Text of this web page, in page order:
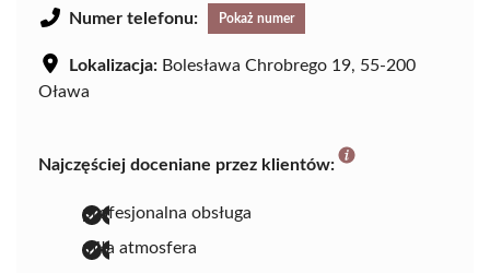
Numer telefonu: Pokaż numer
Lokalizacja: Bolesława Chrobrego 19, 55-200
Oława
Najczęściej doceniane przez klientów:
profesjonalna obsługa
miła atmosfera